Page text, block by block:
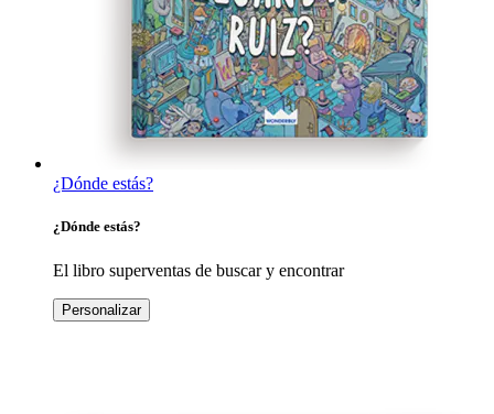
¿Dónde estás?
¿Dónde estás?
El libro superventas de buscar y encontrar
Personalizar